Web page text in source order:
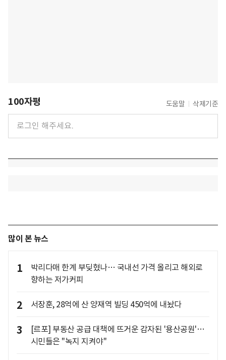
100자평 도움말 삭제기준
많이 본 뉴스
1
박리다매 한계 부딪혔나… 국내선 가격 올리고 해외로
향하는 저가커피
2 서장훈, 28억에 산 양재역 빌딩 450억에 내놨다
3
[르포] 부동산 공급 대책에 뜨거운 감자된 '용산공원'…
시민들은 "녹지 지켜야"